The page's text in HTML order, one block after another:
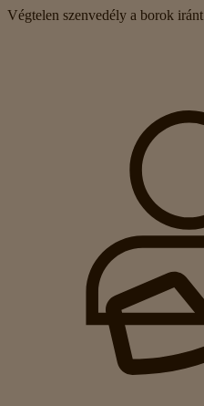
Végtelen szenvedély a borok iránt